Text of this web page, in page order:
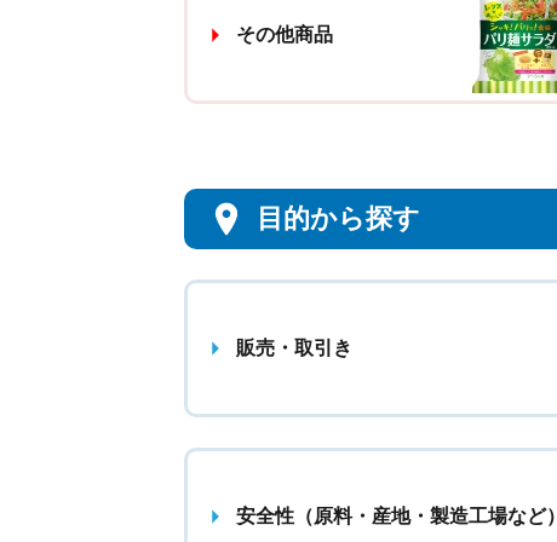
その他商品
目的から探す
販売・取引き
安全性（原料・産地・製造工場など）